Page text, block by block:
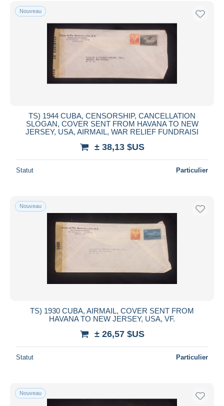
Amérique
Poste aérienne
Prix fixes
Enchères avec offres
Enchères sans offres
Maisons de vente
Vendus
depuis
jours
Fermant
heures
Prix
Livraison gratuite
Méthodes de paiement
PayPal
Virement bancaire
Visa
iDeal
Maestro
Résidence du vendeur
Nouveau
TS) 1944 CUBA, CENSORSHIP, CANCELLATION
SLOGAN, COVER SENT FROM HAVANA TO NEW
JERSEY, USA, AIRMAIL, WAR RELIEF FUNDRAISI
± 38,13 $US
Statut Particulier
Nouveau
TS) 1930 CUBA, AIRMAIL, COVER SENT FROM
HAVANA TO NEW JERSEY, USA, VF.
± 26,57 $US
Statut Particulier
Nouveau